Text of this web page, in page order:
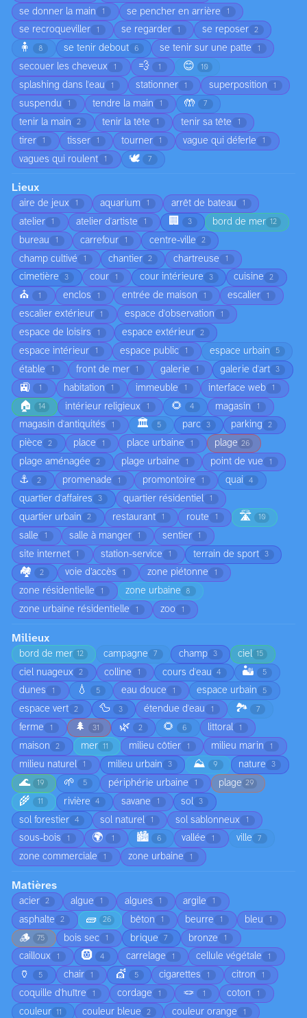
se donner la main 1 se pencher en arrière 1
se recroqueviller 1 se regarder 1 se reposer 2
🧍 8 se tenir debout 6 se tenir sur une patte 1
secouer les cheveux 1 💨 1 😊 10
splashing dans l'eau 1 stationner 1 superposition 1
suspendu 1 tendre la main 1 🤲 7
tenir la main 2 tenir la tête 1 tenir sa tête 1
tirer 1 tisser 1 tourner 1 vague qui déferle 1
vagues qui roulent 1 🕊️ 7
Lieux
aire de jeux 1 aquarium 1 arrêt de bateau 1
atelier 1 atelier d'artiste 1 🏢 3 bord de mer 12
bureau 1 carrefour 1 centre-ville 2
champ cultivé 1 chantier 2 chartreuse 1
cimetière 3 cour 1 cour intérieure 3 cuisine 2
⛪ 1 enclos 1 entrée de maison 1 escalier 1
escalier extérieur 1 espace d'observation 1
espace de loisirs 1 espace extérieur 2
espace intérieur 1 espace public 1 espace urbain 5
étable 1 front de mer 1 galerie 1 galerie d'art 3
🚉 1 habitation 1 immeuble 1 interface web 1
🏠 14 intérieur religieux 1 🌻 4 magasin 1
magasin d'antiquités 1 🏛️ 5 parc 3 parking 2
pièce 2 place 1 place urbaine 1 plage 26
plage aménagée 2 plage urbaine 1 point de vue 1
⚓ 2 promenade 1 promontoire 1 quai 4
quartier d'affaires 3 quartier résidentiel 1
quartier urbain 2 restaurant 1 route 1 🛣️ 10
salle 1 salle à manger 1 sentier 1
site internet 1 station-service 1 terrain de sport 3
🏘️ 2 voie d’accès 1 zone piétonne 1
zone résidentielle 1 zone urbaine 8
zone urbaine résidentielle 1 zoo 1
Milieux
bord de mer 12 campagne 7 champ 3 ciel 15
ciel nuageux 2 colline 1 cours d'eau 4 🏜️ 5
dunes 1 💧 5 eau douce 1 espace urbain 5
espace vert 2 🦆 3 étendue d'eau 1 🏞️ 7
ferme 1 🌲 31 🌿 2 🌻 6 littoral 1
maison 2 mer 11 milieu côtier 1 milieu marin 1
milieu naturel 1 milieu urbain 3 ⛰️ 9 nature 3
🌊 19 🌱 5 périphérie urbaine 1 plage 29
🌾 11 rivière 4 savane 1 sol 3
sol forestier 4 sol naturel 1 sol sablonneux 1
sous-bois 1 🌍 1 🏙️ 6 vallée 1 ville 7
zone commerciale 1 zone urbaine 1
Matières
acier 2 algue 1 algues 1 argile 1
asphalte 2 🧱 26 bêton 1 beurre 1 bleu 1
🪵 75 bois sec 1 brique 7 bronze 1
cailloux 1 🛞 4 carrelage 1 cellule végétale 1
🏺 5 chair 1 💇 5 cigarettes 1 citron 1
coquille d'huître 1 cordage 1 🪢 1 coton 1
couleur 11 couleur bleue 2 couleur orange 1